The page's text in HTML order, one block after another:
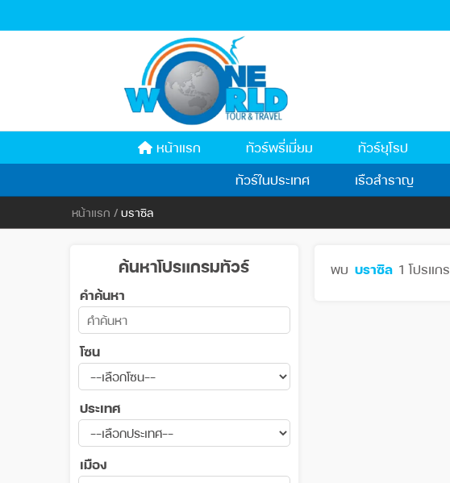
หน้าแรก ทัวร์พรี่เมี่ยม ทัวร์ยุโรป
ทัวร์ในประเทศ
เรือสำราญ
หน้าแรก / บราซิล
ค้นหาโปรแกรมทัวร์
คำค้นหา
โซน
ประเทศ
เมือง
พบ บราซิล 1 โปรแก